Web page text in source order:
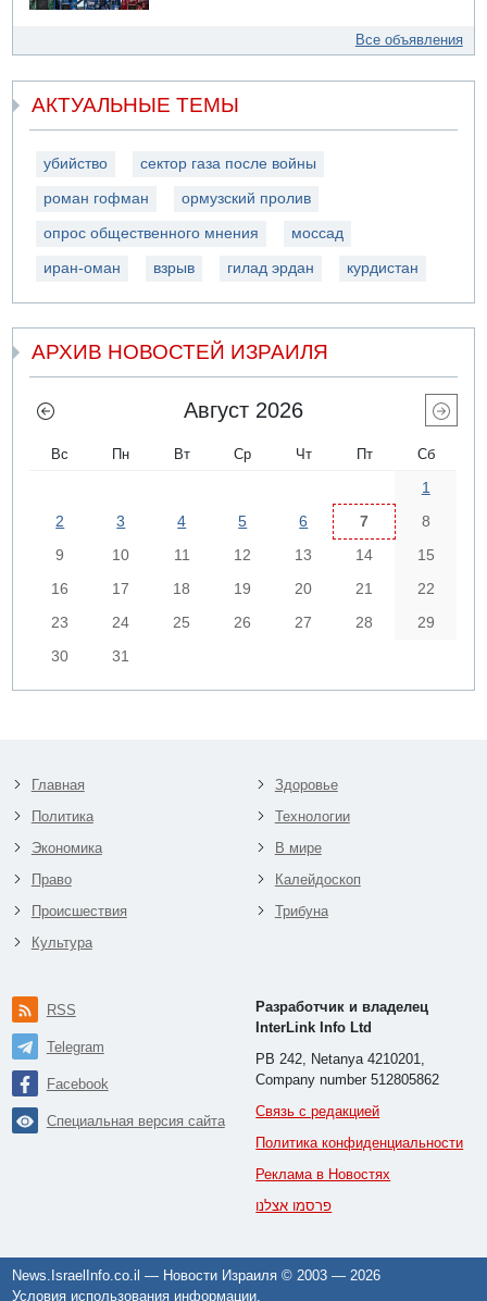
Все объявления
АКТУАЛЬНЫЕ ТЕМЫ
убийство сектор газа после войны
роман гофман ормузский пролив
опрос общественного мнения моссад
иран-оман взрыв гилад эрдан курдистан
АРХИВ НОВОСТЕЙ ИЗРАИЛЯ
Август 2026
Вс Пн Вт Ср Чт Пт Сб
1
2
3 4 5 6 7
8
9
10 11 12 13 14
15
16
17 18 19 20 21
22
23
24 25 26 27 28
29
30
31
Главная
Политика
Экономика
Право
Происшествия
Культура
Здоровье
Технологии
В мире
Калейдоскоп
Трибуна
RSS
Telegram
Facebook
Специальная версия сайта
Разработчик и владелец
InterLink Info Ltd
PB 242, Netanya 4210201,
Company number 512805862
Связь с редакцией
Политика конфиденциальности
Реклама в Новостях
פרסמו אצלנו
News.IsraelInfo.co.il — Новости Израиля © 2003 —2026
Условия использования информации.